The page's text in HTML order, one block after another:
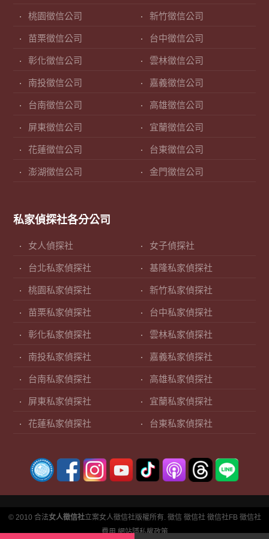
桃園徵信公司 新竹徵信公司
苗栗徵信公司 台中徵信公司
彰化徵信公司 雲林徵信公司
南投徵信公司 嘉義徵信公司
台南徵信公司 高雄徵信公司
屏東徵信公司 宜蘭徵信公司
花蓮徵信公司 台東徵信公司
澎湖徵信公司 金門徵信公司
私家偵探社各分公司
女人偵探社 女子偵探社
台北私家偵探社 基隆私家偵探社
桃園私家偵探社 新竹私家偵探社
苗栗私家偵探社 台中私家偵探社
彰化私家偵探社 雲林私家偵探社
南投私家偵探社 嘉義私家偵探社
台南私家偵探社 高雄私家偵探社
屏東私家偵探社 宜蘭私家偵探社
花蓮私家偵探社 台東私家偵探社
© 2010 合法女人徵信社立案女人徵信社版權所有. 徵信 徵信社 徵信社FB 徵信社
費用 網站隱私權政策